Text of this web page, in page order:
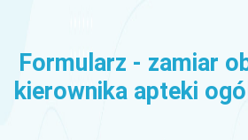
FARMACJA WIELKOPOLSKA
Formularz - zamiar
kierownika apteki